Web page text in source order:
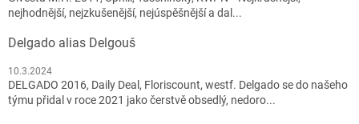
nejhodnější, nejzkušenější, nejúspěšnější a dal...
Delgado alias Delgouš
10.3.2024
DELGADO 2016, Daily Deal, Floriscount, westf. Delgado se do našeho
týmu přidal v roce 2021 jako čerstvě obsedlý, nedoro...